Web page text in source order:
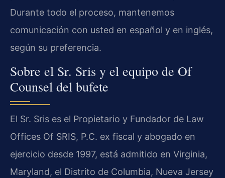
Durante todo el proceso, mantenemos
comunicación con usted en español y en inglés,
según su preferencia.
Sobre el Sr. Sris y el equipo de Of
Counsel del bufete
El Sr. Sris es el Propietario y Fundador de Law
Offices Of SRIS, P.C. ex fiscal y abogado en
ejercicio desde 1997, está admitido en Virginia,
Maryland, el Distrito de Columbia, Nueva Jersey